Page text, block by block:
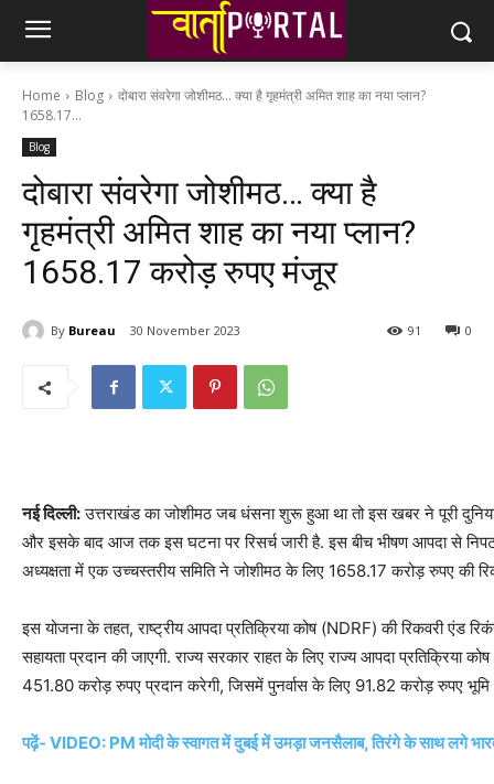
Home Blog
दोबारा संवरेगा जोशीमठ... क्या है गृहमंत्री अमित शाह का नया प्लान?
1658.17...
Blog
दोबारा संवरेगा जोशीमठ… क्या है
गृहमंत्री अमित शाह का नया प्लान?
1658.17 करोड़ रुपए मंजूर
By Bureau 30 November 2023 0
91
नई दिल्ली:उत्तराखंड का जोशीमठ जब धंसना शुरू हुआ था तो इस खबर ने पूरी
और इसके बाद आज तक इस घटना पर रिसर्च जारी है. इस बीच भीषण आपदा से
अध्यक्षता में एक उच्चस्तरीय समिति ने जोशीमठ के लिए 1658.17 करोड़ रुपए की
इस योजना के तहत, राष्ट्रीय आपदा प्रतिक्रिया कोष (NDRF) की रिकवरी एंड
सहायता प्रदान की जाएगी. राज्य सरकार राहत के लिए राज्य आपदा
451.80 करोड़ रुपए प्रदान करेगी, जिसमें पुनर्वास के लिए 91.82 करोड़ रुपए भूमि
पढ़ें- VIDEO: PM मोदी के स्वागत में दुबई में उमड़ा जनसैलाब, तिरंगे के साथ लगे